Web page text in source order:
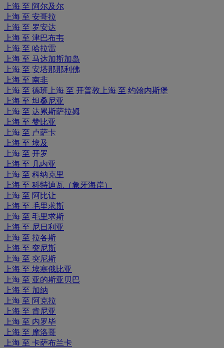
上海 至 阿尔及尔
上海 至 安哥拉
上海 至 罗安达
上海 至 津巴布韦
上海 至 哈拉雷
上海 至 马达加斯加岛
上海 至 安塔那那利佛
上海 至 南非
上海 至 德班 上海 至 开普敦 上海 至 约翰内斯堡
上海 至 坦桑尼亚
上海 至 达累斯萨拉姆
上海 至 赞比亚
上海 至 卢萨卡
上海 至 埃及
上海 至 开罗
上海 至 几内亚
上海 至 科纳克里
上海 至 科特迪瓦（象牙海岸）
上海 至 阿比让
上海 至 毛里求斯
上海 至 毛里求斯
上海 至 尼日利亚
上海 至 拉各斯
上海 至 突尼斯
上海 至 突尼斯
上海 至 埃塞俄比亚
上海 至 亚的斯亚贝巴
上海 至 加纳
上海 至 阿克拉
上海 至 肯尼亚
上海 至 内罗毕
上海 至 摩洛哥
上海 至 卡萨布兰卡